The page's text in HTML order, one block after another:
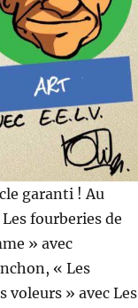
garanti ! Au
fourberies de
» avec
« Les
voleurs » avec Les